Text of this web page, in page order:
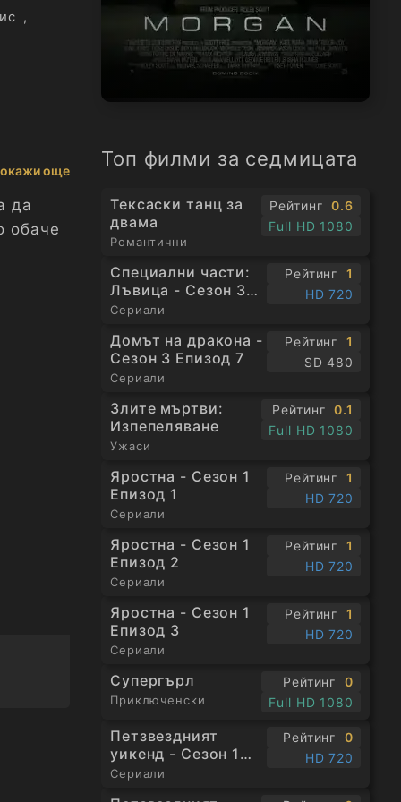
Топ филми за седмицата
Тексаски танц за
двама
Романтични
Рейтинг
0.6
Full HD 1080
Специални части:
Лъвица - Сезон 3
Епизод 1
Сериали
Рейтинг
1
HD 720
Домът на дракона -
Сезон 3 Епизод 7
Сериали
Рейтинг
1
SD 480
Злите мъртви:
Изпепеляване
Ужаси
Рейтинг
0.1
Full HD 1080
Яростна - Сезон 1
Епизод 1
Сериали
Рейтинг
1
HD 720
Яростна - Сезон 1
Епизод 2
Сериали
Рейтинг
1
HD 720
Яростна - Сезон 1
Епизод 3
Сериали
Рейтинг
1
HD 720
Супергърл
Приключенски
Рейтинг
0
Full HD 1080
Петзвездният
уикенд - Сезон 1
Епизод 1
Сериали
Рейтинг
0
HD 720
,
още
да
обаче